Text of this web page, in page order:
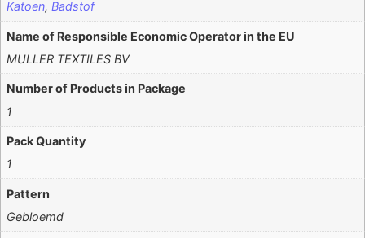
Katoen,Badstof
Name of Responsible Economic Operator in the EU
MULLER TEXTILES BV
Number of Products in Package
1
Pack Quantity
1
Pattern
Gebloemd